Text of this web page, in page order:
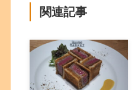
関連記事